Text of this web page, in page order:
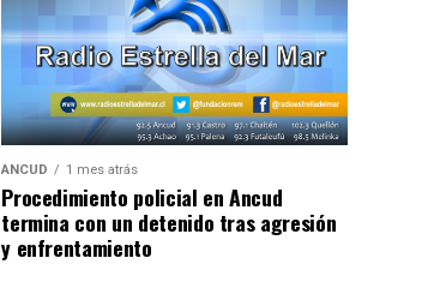
ANCUD 1 mes atrás
Procedimiento policial en Ancud
termina con un detenido tras agresión
y enfrentamiento